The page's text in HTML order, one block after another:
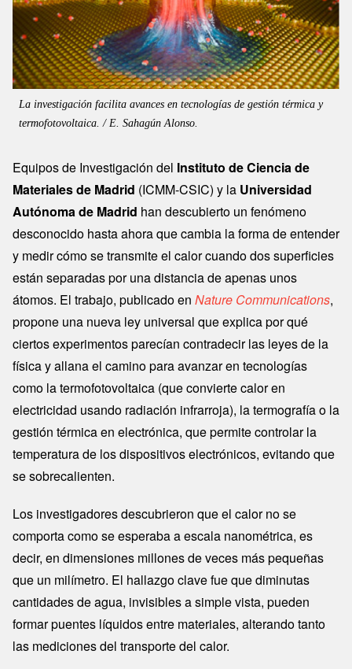
La investigación facilita avances en tecnologías de gestión térmica y
termofotovoltaica. / E. Sahagún Alonso.
Equipos de Investigación del Instituto de Ciencia de
Materiales de Madrid (ICMM-CSIC) y la Universidad
Autónoma de Madrid han descubierto un fenómeno
desconocido hasta ahora que cambia la forma de entender
y medir cómo se transmite el calor cuando dos superficies
están separadas por una distancia de apenas unos
átomos. El trabajo, publicado en Nature Communications,
propone una nueva ley universal que explica por qué
ciertos experimentos parecían contradecir las leyes de la
física y allana el camino para avanzar en tecnologías
como la termofotovoltaica (que convierte calor en
electricidad usando radiación infrarroja), la termografía o la
gestión térmica en electrónica, que permite controlar la
temperatura de los dispositivos electrónicos, evitando que
se sobrecalienten.
Los investigadores descubrieron que el calor no se
comporta como se esperaba a escala nanométrica, es
decir, en dimensiones millones de veces más pequeñas
que un milímetro. El hallazgo clave fue que diminutas
cantidades de agua, invisibles a simple vista, pueden
formar puentes líquidos entre materiales, alterando tanto
las mediciones del transporte del calor.